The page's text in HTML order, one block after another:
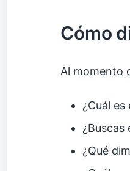
Cómo
Al momento
¿Cuál
¿Buscas
¿Qué